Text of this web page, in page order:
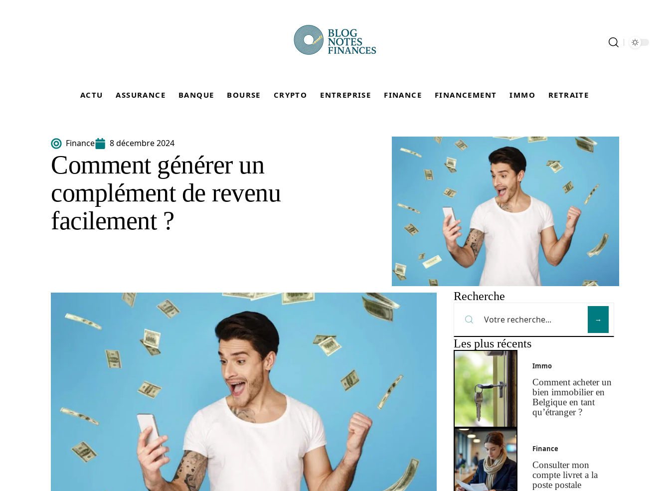
ACTU ASSURANCE BANQUE BOURSE CRYPTO ENTREPRISE FINANCE FINANCEMENT IMMO RETRAITE
Finance 8 décembre 2024
Comment générer un
complément de revenu
facilement ?
Recherche
Les plus récents
Immo
Comment acheter un
bien immobilier en
Belgique en tant
qu’étranger ?
Finance
Consulter mon
compte livret a la
poste postale